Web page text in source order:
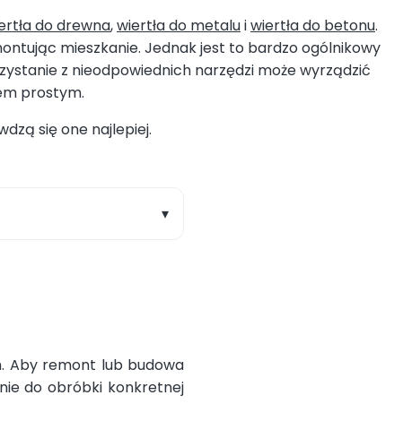
do drewna,wiertła do metaluiwiertła do betonu.
mieszkanie. Jednak jest to bardzo ogólnikowy
z nieodpowiednich narzędzi może wyrządzić
prostym.
się one najlepiej.
▾
Aby remont lub budowa
do obróbki konkretnej